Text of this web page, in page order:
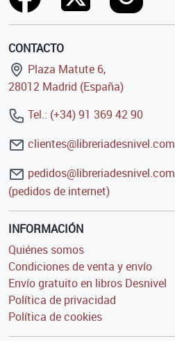
CONTACTO
Plaza Matute 6,
28012 Madrid (España)
Tel.: (+34) 91 369 42 90
clientes@libreriadesnivel.com
pedidos@libreriadesnivel.com
(pedidos de internet)
INFORMACIÓN
Quiénes somos
Condiciones de venta y envío
Envío gratuito en libros Desnivel
Política de privacidad
Política de cookies